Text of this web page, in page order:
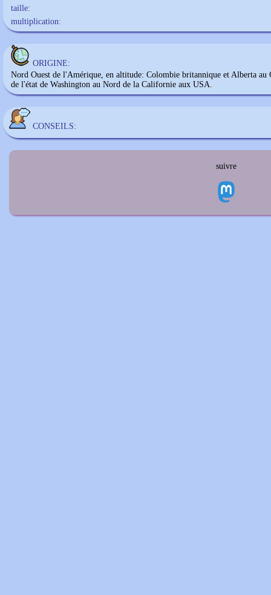
taille:
multiplication:
ORIGINE:
Nord Ouest de l'Amérique, en altitude: Colombie britannique et Alberta au
de l'état de Washington au Nord de la Californie aux USA.
CONSEILS:
suivre